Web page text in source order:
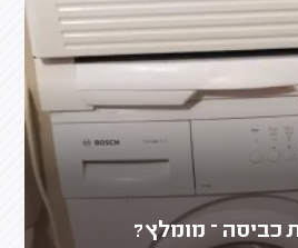
כביסה – מומלץ?